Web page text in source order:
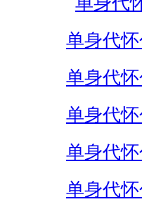
单身代
单身代
单身代
单身代
单身代